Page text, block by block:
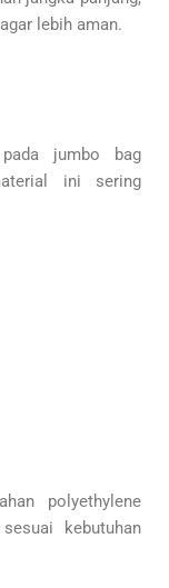
lebih aman.
jumbo bag
ini sering
polyethylene
kebutuhan